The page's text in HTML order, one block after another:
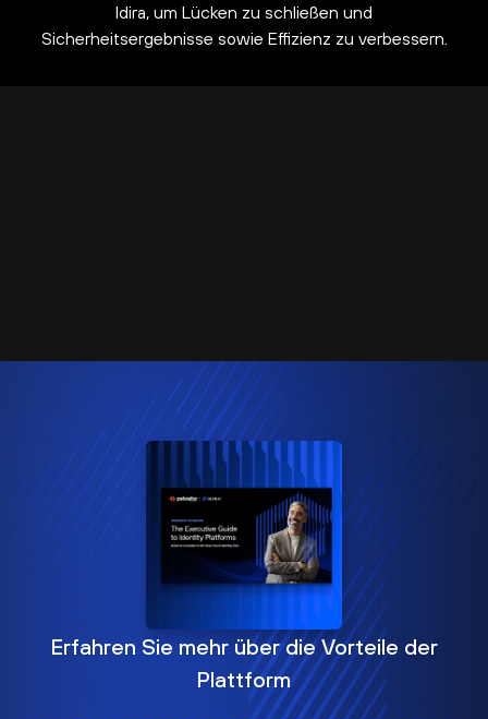
Idira, um Lücken zu schließen und
Sicherheitsergebnisse sowie Effizienz zu verbessern.
Erfahren Sie mehr über die Vorteile der
Plattform